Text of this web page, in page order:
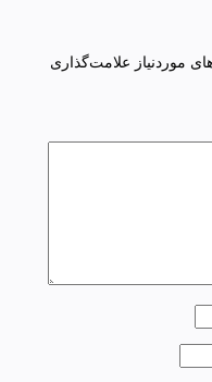
موردنیاز علامت‌گذاری